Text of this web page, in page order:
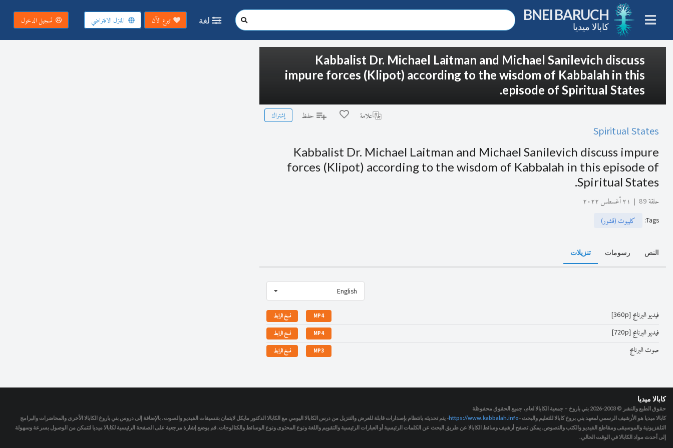
BNEI BARUCH
كابالا ميديا
لغة تبرع الآن المنزل الافتراضي تسجيل الدخول
Kabbalist Dr. Michael Laitman and Michael Sanilevich discuss
impure forces (Klipot) according to the wisdom of Kabbalah in this
episode of Spiritual States.
علامة حفظ إشتراك
Spiritual States
Kabbalist Dr. Michael Laitman and Michael Sanilevich discuss impure
forces (Klipot) according to the wisdom of Kabbalah in this episode of
Spiritual States.
حلقة 89 | ٢١ أغسطس ٢٠٢٢
Tags
: كليبوت (قشور)
النص رسومات تنزيلات
English
فيديو البرنامج [360p] MP4 نسخ الرابط
فيديو البرنامج [720p] MP4 نسخ الرابط
صوت البرنامج MP3 نسخ الرابط
كابالا ميديا
حقوق الطبع والنشر © 2003-2026
بني باروخ – جمعية الكابالا لعام، جميع الحقوق محفوظة
كابالا ميديا هو الأرشيف الرسمي لمعهد بني بروخ كابالا للتعليم والبحث -https://www.kabbalah.info- يتم تحديثه بانتظام بإصدارات قابلة للعرض والتنزيل من درس الكابالا اليومي مع الكابالا الدكتور مايكل لايتمان بتنسيقات الفيديو والصوت، بالإضافة إلى دروس بني باروخ الكابالا الأخرى والمحاضرات والبرامج
التلفزيونية والموسيقى ومقاطع الفيديو والكتب والنصوص. يمكن تصفح أرشيف وسائط الكابالا عن طريق البحث عن الكلمات الرئيسية أو العبارات الرئيسية والتقويم واللغة ونوع المحتوى ونوع الوسائط والكتالوجات. قم بوضع إشارة مرجعية على الصفحة الرئيسية لكابالا ميديا لتتمكن من الوصول بسرعة وسهولة
إلى أحدث مواد الكابالا في الوقت الحالي.